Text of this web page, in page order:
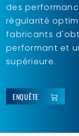
des
régularité
fabricants
performant et
supérieure.
ENQUÊTE